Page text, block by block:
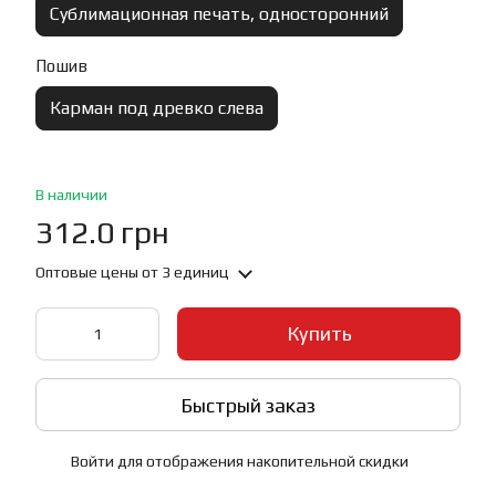
Сублимационная печать, односторонний
Пошив
Карман под древко слева
В наличии
312.0 грн
Оптовые цены от 3 единиц
Купить
Быстрый заказ
Войти для отображения накопительной скидки